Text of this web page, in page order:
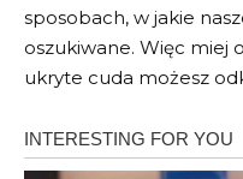
sposobach, w jakie
oszukiwane. Więc miej
ukryte cuda możesz